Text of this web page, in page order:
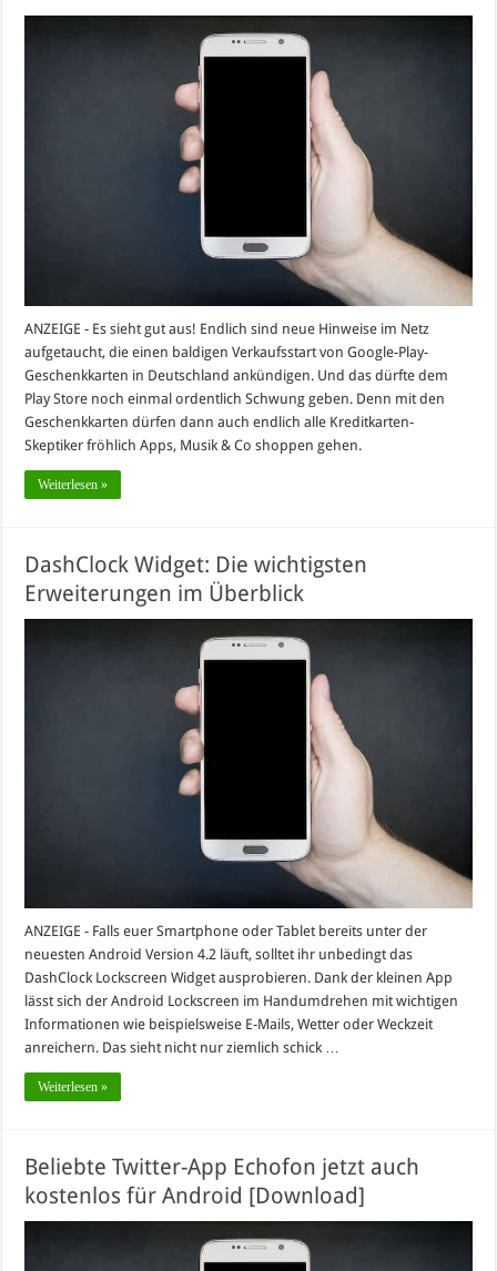
ANZEIGE - Es sieht gut aus! Endlich sind neue Hinweise im Netz
aufgetaucht, die einen baldigen Verkaufsstart von Google-Play-
Geschenkkarten in Deutschland ankündigen. Und das dürfte dem
Play Store noch einmal ordentlich Schwung geben. Denn mit den
Geschenkkarten dürfen dann auch endlich alle Kreditkarten-
Skeptiker fröhlich Apps, Musik & Co shoppen gehen.
Weiterlesen »
DashClock Widget: Die wichtigsten
Erweiterungen im Überblick
ANZEIGE - Falls euer Smartphone oder Tablet bereits unter der
neuesten Android Version 4.2 läuft, solltet ihr unbedingt das
DashClock Lockscreen Widget ausprobieren. Dank der kleinen App
lässt sich der Android Lockscreen im Handumdrehen mit wichtigen
Informationen wie beispielsweise E-Mails, Wetter oder Weckzeit
anreichern. Das sieht nicht nur ziemlich schick …
Weiterlesen »
Beliebte Twitter-App Echofon jetzt auch
kostenlos für Android [Download]